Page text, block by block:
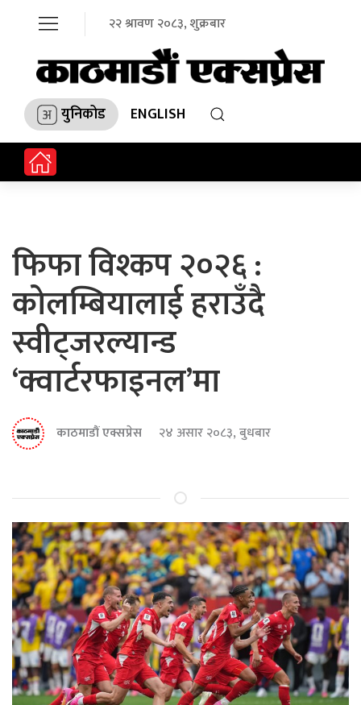
२२ श्रावण २०८३, शुक्रबार
युनिकोड ENGLISH
फिफा विश्कप २०२६ :
कोलम्बियालाई हराउँदै
स्वीट्जरल्यान्ड
‘क्वार्टरफाइनल’मा
काठमाडौं एक्सप्रेस २४ असार २०८३, बुधबार